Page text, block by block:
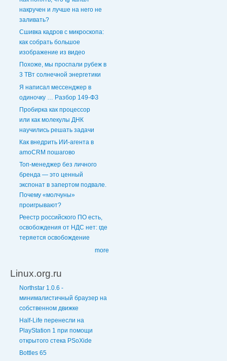
накручен и лучше на него не
заливать?
Сшивка кадров с микроскопа:
как собрать большое
изображение из видео
Похоже, мы проспали рубеж в
3 ТВт солнечной энергетики
Я написал мессенджер в
одиночку … Разбор 149-ФЗ
Пробирка как процессор
или как молекулы ДНК
научились решать задачи
Как внедрить ИИ-агента в
amoCRM пошагово
Топ-менеджер без личного
бренда — это ценный
экспонат в запертом подвале.
Почему «молчуны»
проигрывают?
Реестр российского ПО есть,
освобождения от НДС нет: где
теряется освобождение
more
Linux.org.ru
Northstar 1.0.6 -
минималистичный браузер на
собственном движке
Half-Life перенесли на
PlayStation 1 при помощи
открытого стека PSoXide
Bottles 65